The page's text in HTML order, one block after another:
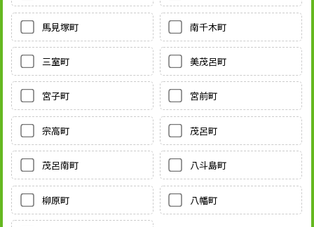
馬見塚町 南千木町
三室町 美茂呂町
宮子町 宮前町
宗高町 茂呂町
茂呂南町 八斗島町
柳原町 八幡町